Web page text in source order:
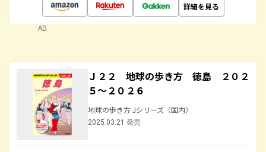
詳細を見る
AD
Ｊ２２ 地球の歩き方 徳島 ２０２
５～２０２６
地球の歩き方 Jシリーズ（国内）
2025.03.21 発売